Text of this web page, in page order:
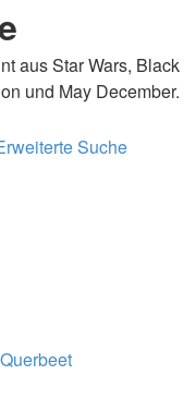
aus Star Wars, Black
und May December.
Suche
Querbeet